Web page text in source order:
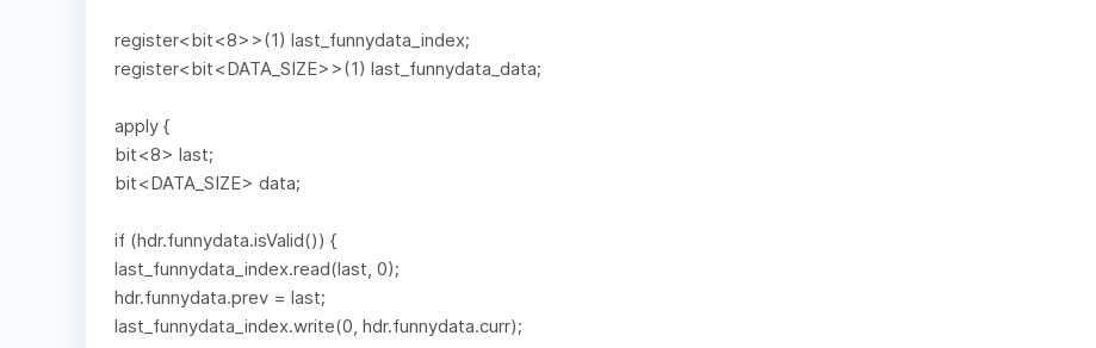
register<bit<8>>(1) last_funnydata_index;
register<bit<DATA_SIZE>>(1) last_funnydata_data;
apply {
bit<8> last;
bit<DATA_SIZE> data;
if (hdr.funnydata.isValid()) {
last_funnydata_index.read(last, 0);
hdr.funnydata.prev = last;
last_funnydata_index.write(0, hdr.funnydata.curr);